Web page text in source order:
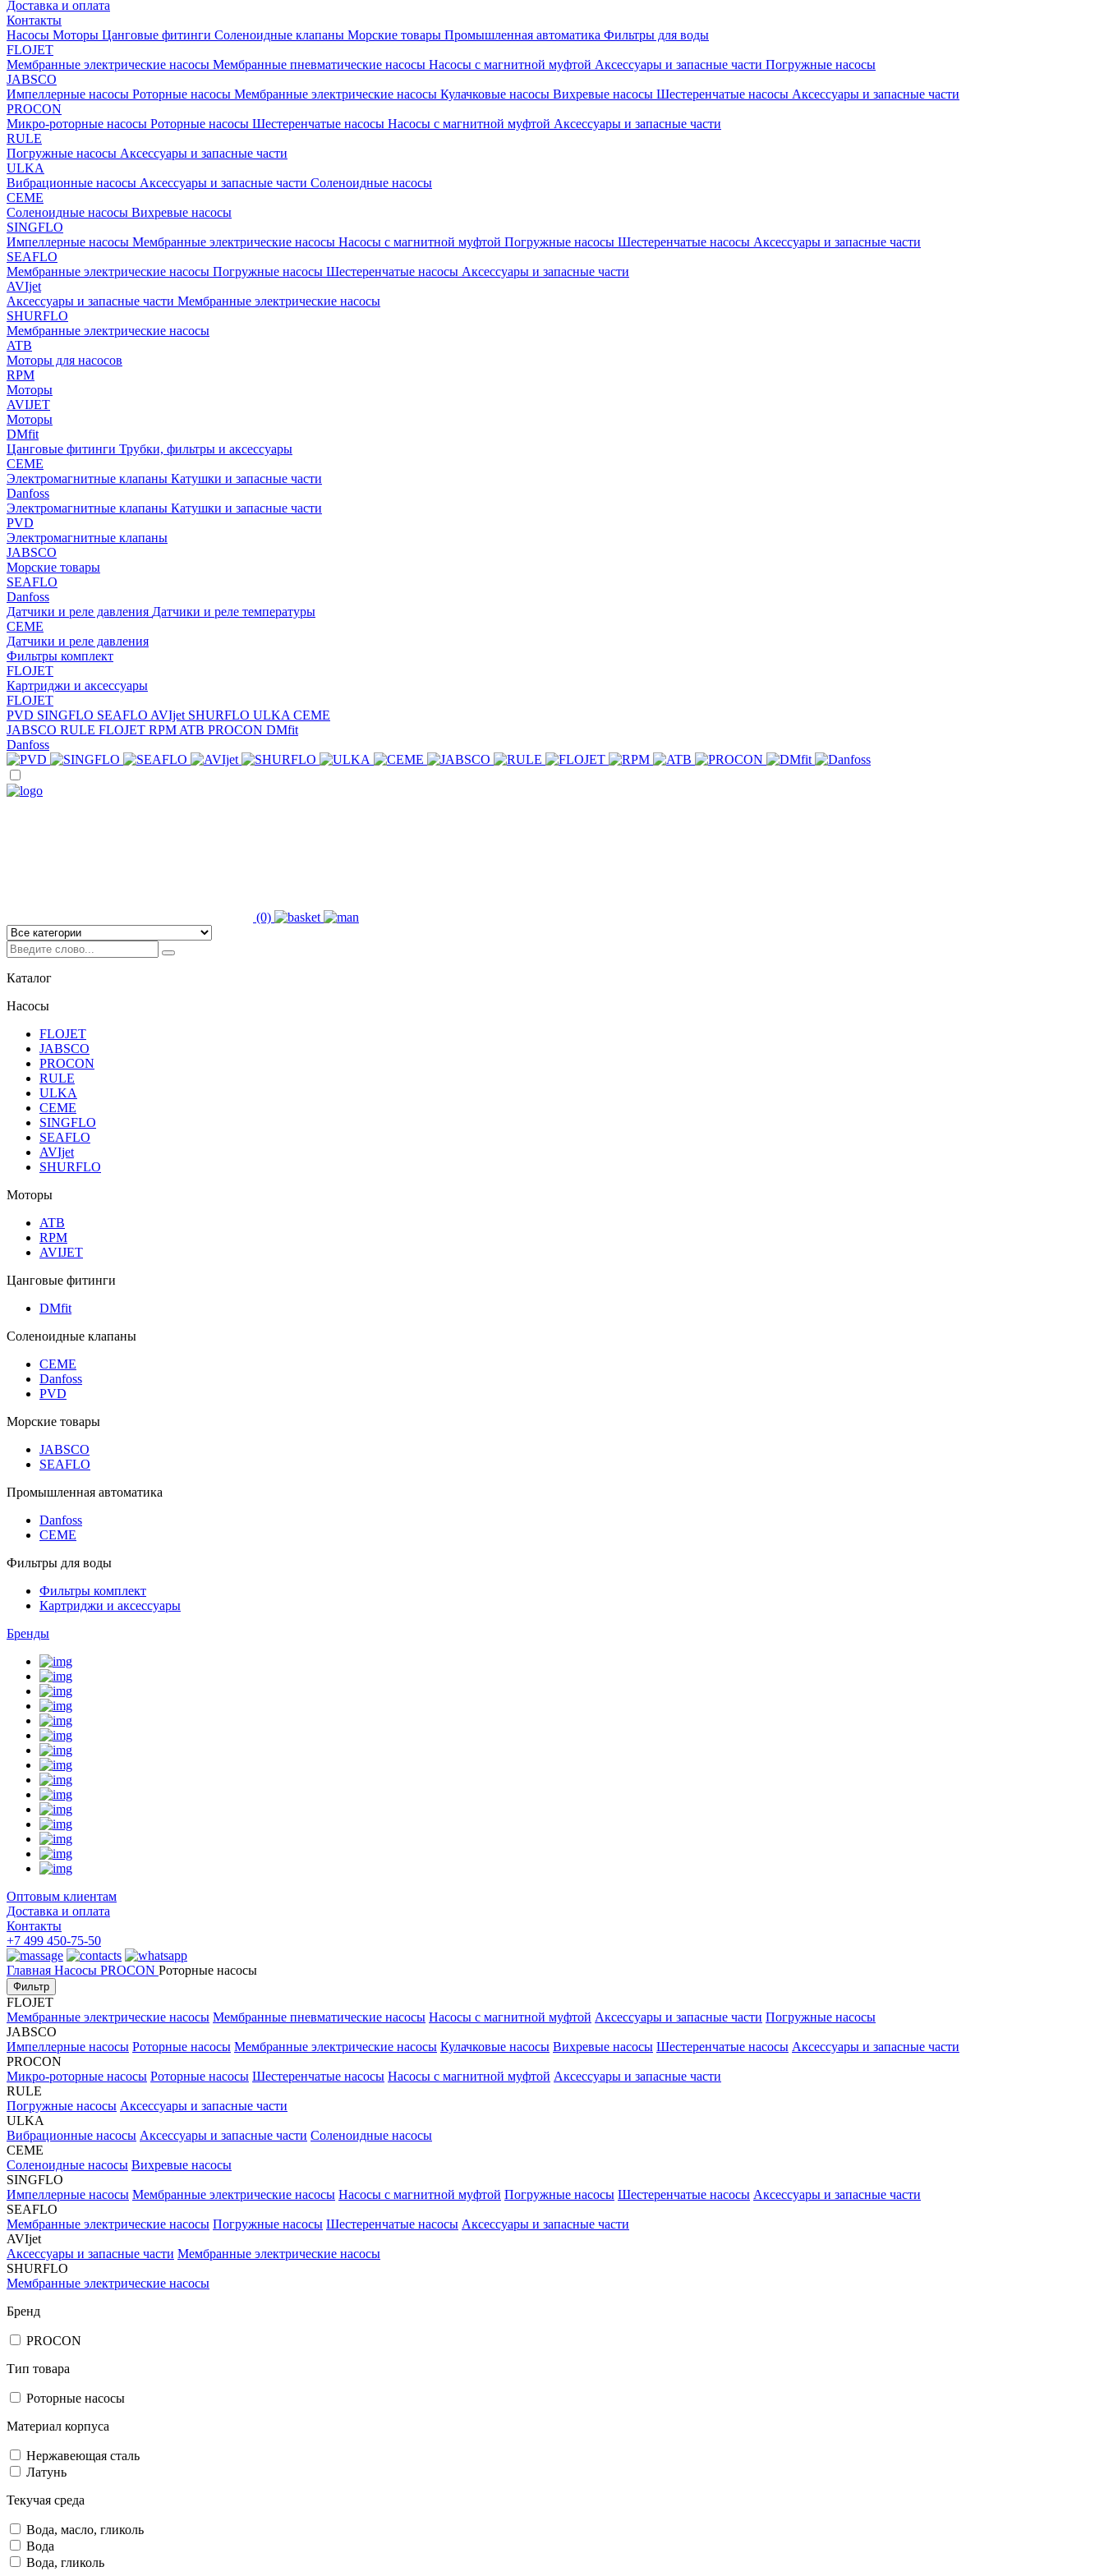
Доставка и оплата
Контакты
Насосы Моторы Цанговые фитинги Соленоидные клапаны Морские товары Промышленная автоматика Фильтры для воды
FLOJET
Мембранные электрические насосы Мембранные пневматические насосы Насосы с магнитной муфтой Аксессуары и запасные части Погружные насосы
JABSCO
Импеллерные насосы Роторные насосы Мембранные электрические насосы Кулачковые насосы Вихревые насосы Шестеренчатые насосы Аксессуары и запасные части
PROCON
Микро-роторные насосы Роторные насосы Шестеренчатые насосы Насосы с магнитной муфтой Аксессуары и запасные части
RULE
Погружные насосы Аксессуары и запасные части
ULKA
Вибрационные насосы Аксессуары и запасные части Соленоидные насосы
CEME
Соленоидные насосы Вихревые насосы
SINGFLO
Импеллерные насосы Мембранные электрические насосы Насосы с магнитной муфтой Погружные насосы Шестеренчатые насосы Аксессуары и запасные части
SEAFLO
Мембранные электрические насосы Погружные насосы Шестеренчатые насосы Аксессуары и запасные части
AVIjet
Аксессуары и запасные части Мембранные электрические насосы
SHURFLO
Мембранные электрические насосы
ATB
Моторы для насосов
RPM
Моторы
AVIJET
Моторы
DMfit
Цанговые фитинги Трубки, фильтры и аксессуары
CEME
Электромагнитные клапаны Катушки и запасные части
Danfoss
Электромагнитные клапаны Катушки и запасные части
PVD
Электромагнитные клапаны
JABSCO
Морские товары
SEAFLO
Danfoss
Датчики и реле давления Датчики и реле температуры
CEME
Датчики и реле давления
Фильтры комплект
FLOJET
Картриджи и аксессуары
FLOJET
PVD SINGFLO SEAFLO AVIjet SHURFLO ULKA CEME
JABSCO RULE FLOJET RPM ATB PROCON DMfit
Danfoss
(0)
Каталог
Насосы
FLOJET
JABSCO
PROCON
RULE
ULKA
CEME
SINGFLO
SEAFLO
AVIjet
SHURFLO
Моторы
ATB
RPM
AVIJET
Цанговые фитинги
DMfit
Соленоидные клапаны
CEME
Danfoss
PVD
Морские товары
JABSCO
SEAFLO
Промышленная автоматика
Danfoss
CEME
Фильтры для воды
Фильтры комплект
Картриджи и аксессуары
Бренды
Оптовым клиентам
Доставка и оплата
Контакты
+7 499 450-75-50
Главная Насосы PROCON Роторные насосы
Фильтр
FLOJET
Мембранные электрические насосы Мембранные пневматические насосы Насосы с магнитной муфтой Аксессуары и запасные части Погружные насосы
JABSCO
Импеллерные насосы Роторные насосы Мембранные электрические насосы Кулачковые насосы Вихревые насосы Шестеренчатые насосы Аксессуары и запасные части
PROCON
Микро-роторные насосы Роторные насосы Шестеренчатые насосы Насосы с магнитной муфтой Аксессуары и запасные части
RULE
Погружные насосы Аксессуары и запасные части
ULKA
Вибрационные насосы Аксессуары и запасные части Соленоидные насосы
CEME
Соленоидные насосы Вихревые насосы
SINGFLO
Импеллерные насосы Мембранные электрические насосы Насосы с магнитной муфтой Погружные насосы Шестеренчатые насосы Аксессуары и запасные части
SEAFLO
Мембранные электрические насосы Погружные насосы Шестеренчатые насосы Аксессуары и запасные части
AVIjet
Аксессуары и запасные части Мембранные электрические насосы
SHURFLO
Мембранные электрические насосы
Бренд
PROCON
Тип товара
Роторные насосы
Материал корпуса
Нержавеющая сталь
Латунь
Текучая среда
Вода, масло, гликоль
Вода
Вода, гликоль